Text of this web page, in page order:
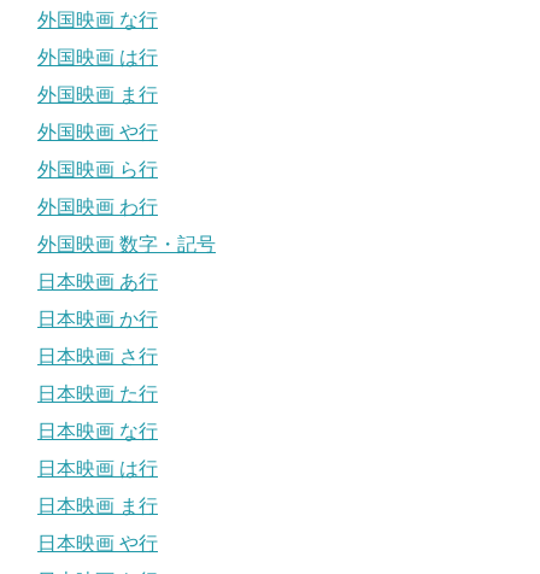
外国映画 な行
外国映画 は行
外国映画 ま行
外国映画 や行
外国映画 ら行
外国映画 わ行
外国映画 数字・記号
日本映画 あ行
日本映画 か行
日本映画 さ行
日本映画 た行
日本映画 な行
日本映画 は行
日本映画 ま行
日本映画 や行